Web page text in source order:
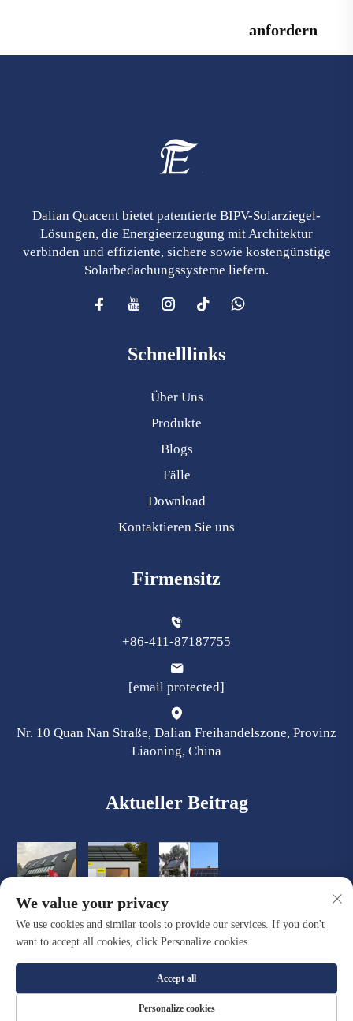
anfordern
Dalian Quacent bietet patentierte BIPV-Solarziegel-
Lösungen, die Energieerzeugung mit Architektur
verbinden und effiziente, sichere sowie kostengünstige
Solarbedachungssysteme liefern.
Schnelllinks
Über Uns
Produkte
Blogs
Fälle
Download
Kontaktieren Sie uns
Firmensitz
+86-411-87187755
[email protected]
Nr. 10 Quan Nan Straße, Dalian Freihandelszone, Provinz
Liaoning, China
Aktueller Beitrag
Copyright © Dalian Quacent New Building Materials Co., Ltd.
Alle Rechte vorbehalten | Datenschutzrichtlinie
We value your privacy
We use cookies and similar tools to provide our services. If you don't
want to accept all cookies, click Personalize cookies.
Personalize cookies
Accept all